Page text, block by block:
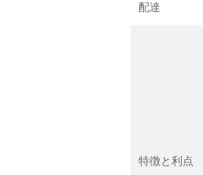
配達
特徴と利点